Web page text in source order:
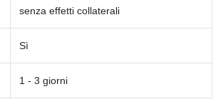
senza effetti collaterali
Sì
1 - 3 giorni